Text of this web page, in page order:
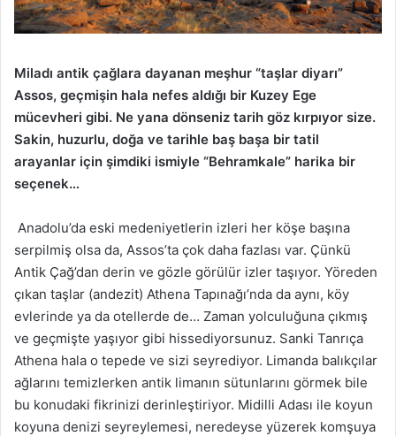
Miladı antik çağlara dayanan meşhur “taşlar diyarı”
Assos, geçmişin hala nefes aldığı bir Kuzey Ege
mücevheri gibi. Ne yana dönseniz tarih göz kırpıyor size.
Sakin, huzurlu, doğa ve tarihle baş başa bir tatil
arayanlar için şimdiki ismiyle “Behramkale” harika bir
seçenek…
Anadolu’da eski medeniyetlerin izleri her köşe başına
serpilmiş olsa da, Assos’ta çok daha fazlası var. Çünkü
Antik Çağ’dan derin ve gözle görülür izler taşıyor. Yöreden
çıkan taşlar (andezit) Athena Tapınağı’nda da aynı, köy
evlerinde ya da otellerde de… Zaman yolculuğuna çıkmış
ve geçmişte yaşıyor gibi hissediyorsunuz. Sanki Tanrıça
Athena hala o tepede ve sizi seyrediyor. Limanda balıkçılar
ağlarını temizlerken antik limanın sütunlarını görmek bile
bu konudaki fikrinizi derinleştiriyor. Midilli Adası ile koyun
koyuna denizi seyreylemesi, neredeyse yüzerek komşuya